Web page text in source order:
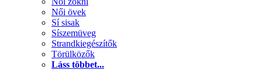
Női övek
Sí sisak
Síszemüveg
Strandkiegészítők
Törülközők
Láss többet...